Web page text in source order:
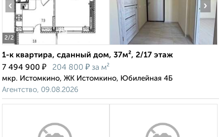
2/2
‹ ›
1-к квартира, сданный дом, 37м², 2/17 этаж
7 494 900 ₽ 204 800 ₽ за м²
мкр. Истомкино, ЖК Истомкино, Юбилейная 4Б
Агентство, 09.08.2026